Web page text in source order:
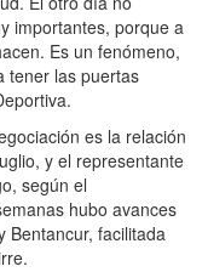
importantes, porque a
Es un fenómeno,
tener las puertas
es la relación
y el representante
según el
hubo avances
Bentancur, facilitada